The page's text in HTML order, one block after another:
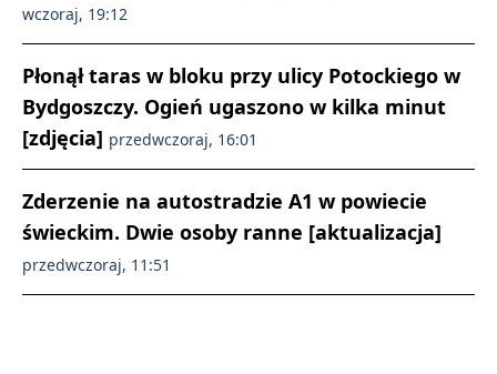
wczoraj, 19:12
Płonął taras w bloku przy ulicy Potockiego w
Bydgoszczy. Ogień ugaszono w kilka minut
[zdjęcia] przedwczoraj, 16:01
Zderzenie na autostradzie A1 w powiecie
świeckim. Dwie osoby ranne [aktualizacja]
przedwczoraj, 11:51